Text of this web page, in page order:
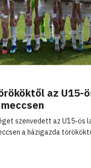
az U15-
szenvedett az U15-ös
a házigazda